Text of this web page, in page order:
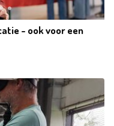
- ook voor een